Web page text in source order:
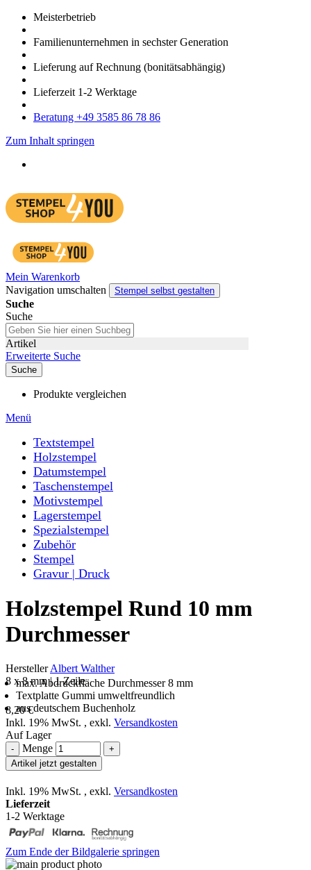
Meister­betrieb
Familien­unter­nehmen in sechster Gene­ration
Lieferung auf Rech­nung (bonitätsabhängig)
Liefer­zeit 1-2 Werk­tage
Bera­tung +49 3585 86 78 86
Zum Inhalt springen
Mein Warenkorb
Navigation umschalten
Stempel selbst gestalten
Suche
Suche
Artikel
Erweiterte Suche
Suche
Produkte vergleichen
Menü
Textstempel
Holzstempel
Datumstempel
Taschenstempel
Motivstempel
Lagerstempel
Spezialstempel
Zubehör
Stempel
Gravur | Druck
Holzstempel Rund 10 mm
Durchmesser
HerstellerAlbert Walther
8 x 8 mm | 1 Zeile
max. Abdruckfläche Durchmesser 8 mm
Textplatte Gummi umweltfreundlich
aus deutschem Buchenholz
8,20 €
Inkl. 19% MwSt. , exkl. Versandkosten
Auf Lager
- Menge
+
Artikel jetzt gestalten
Inkl. 19% MwSt. , exkl. Versandkosten
Lieferzeit
1-2 Werktage
Zum Ende der Bildgalerie springen